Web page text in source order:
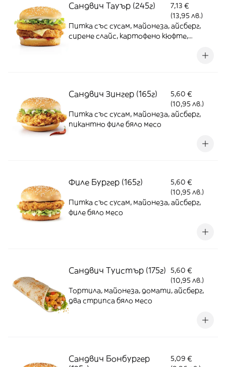
Сандвич Тауър (245г)
7,13 €
(13,95 лв.)
Питка със сусам, майонеза, айсберг,
сирене слайс, картофено кюфте,
Сандвич Зингер (165г)
5,60 €
(10,95 лв.)
Питка със сусам, майонеза, айсберг,
пикантно филе бяло месо
Филе Бургер (165г)
5,60 €
(10,95 лв.)
Питка със сусам, майонеза, айсберг,
филе бяло месо
Сандвич Туистър (175г) 5,60 €
(10,95 лв.)
Тортила, майонеза, домати, айсберг,
два стрипса бяло месо
Сандвич Бонбургер
5,09 €